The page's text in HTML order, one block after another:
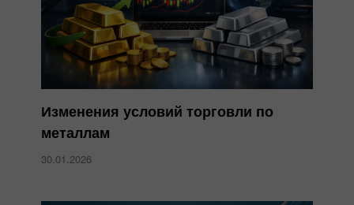
Изменения условий торговли по
металлам
30.01.2026